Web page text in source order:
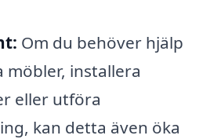
Om du behöver hjälp
installera
eller utföra
kan detta även öka